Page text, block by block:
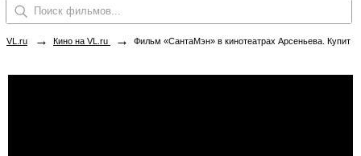
VL.ru → Кино на VL.ru → Фильм «СантаМэн» в кинотеатрах Арсеньева. Купить билеты!